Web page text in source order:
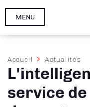
Aller
MENU
Fil
d'Ariane
Accueil Actualités
service